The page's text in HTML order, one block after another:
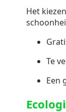
Het
Te
Een